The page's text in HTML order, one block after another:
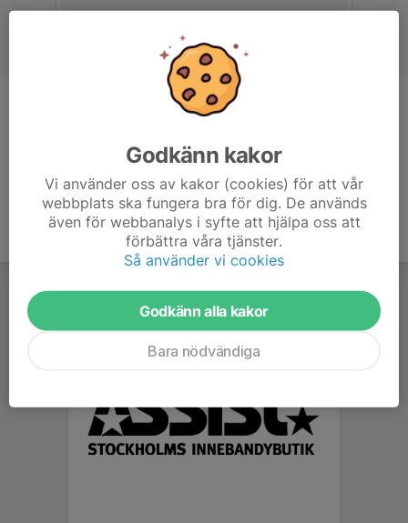
Ledare
Godkänn kakor
Vi använder oss av kakor (cookies) för att vår
webbplats ska fungera bra för dig. De används
även för webbanalys i syfte att hjälpa oss att
förbättra våra tjänster.
Så använder vi cookies
Godkänn alla kakor
Bara nödvändiga